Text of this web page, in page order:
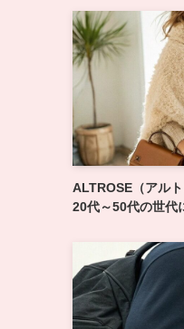
ALTROSE（アル
20代～50代の世代